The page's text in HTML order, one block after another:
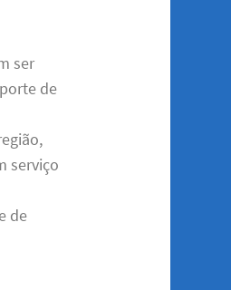
ser
de
serviço
de